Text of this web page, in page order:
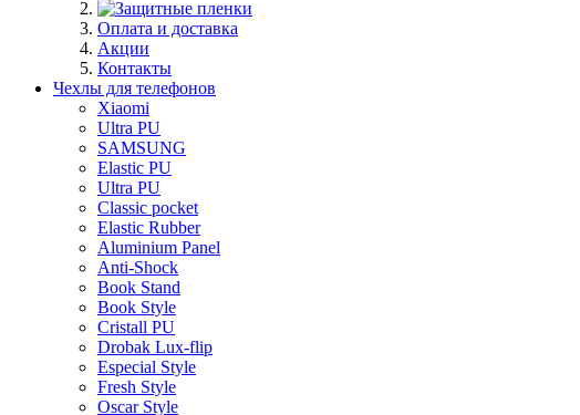
Оплата и доставка
Акции
Контакты
Чехлы для телефонов
Xiaomi
Ultra PU
SAMSUNG
Elastic PU
Ultra PU
Classic pocket
Elastic Rubber
Aluminium Panel
Anti-Shock
Book Stand
Book Style
Cristall PU
Drobak Lux-flip
Especial Style
Fresh Style
Oscar Style